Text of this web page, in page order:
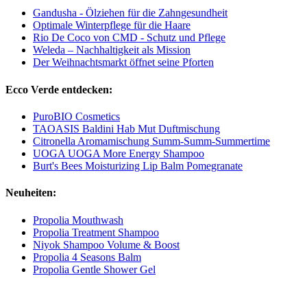
Gandusha - Ölziehen für die Zahngesundheit
Optimale Winterpflege für die Haare
Rio De Coco von CMD - Schutz und Pflege
Weleda – Nachhaltigkeit als Mission
Der Weihnachtsmarkt öffnet seine Pforten
Ecco Verde entdecken:
PuroBIO Cosmetics
TAOASIS Baldini Hab Mut Duftmischung
Citronella Aromamischung Summ-Summ-Summertime
UOGA UOGA More Energy Shampoo
Burt's Bees Moisturizing Lip Balm Pomegranate
Neuheiten:
Propolia Mouthwash
Propolia Treatment Shampoo
Niyok Shampoo Volume & Boost
Propolia 4 Seasons Balm
Propolia Gentle Shower Gel